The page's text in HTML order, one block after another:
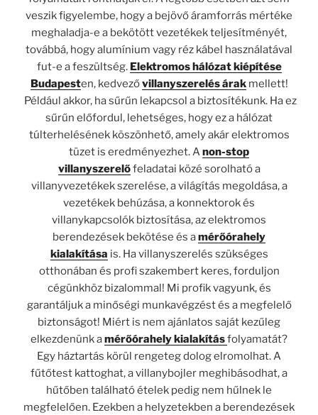
veszik figyelembe, hogy a bejövő áramforrás mértéke
meghaladja-e a bekötött vezetékek teljesítményét,
továbbá, hogy alumínium vagy réz kábel használatával
fut-e a feszültség. Elektromos hálózat kiépítése
Budapesten, kedvezővillanyszerelés árakmellett!
Például akkor, ha sűrűn lekapcsol a biztosítékunk. Ha ez
sűrűn előfordul, lehetséges, hogy ez a hálózat
túlterhelésének köszönhető, amely akár elektromos
tüzet is eredményezhet. Anon-stop
villanyszerelőfeladatai közé sorolható a
villanyvezetékek szerelése, a világítás megoldása, a
vezetékek behúzása, a konnektorok és
villanykapcsolók biztosítása, az elektromos
berendezések bekötése és amérőórahely
kialakítása is. Ha villanyszerelés szükséges
otthonában és profi szakembert keres, forduljon
cégünkhöz bizalommal! Mi profik vagyunk, és
garantáljuk a minőségi munkavégzést és a megfelelő
biztonságot! Miért is nem ajánlatos saját kezűleg
elkezdenünk amérőórahely kialakításfolyamatát?
Egy háztartás körül rengeteg dolog elromolhat. A
fűtőtest kattoghat, a villanybojler meghibásodhat, a
hűtőben található ételek pedig nem hűlnek le
megfelelően. Ezekben a helyzetekben a berendezések